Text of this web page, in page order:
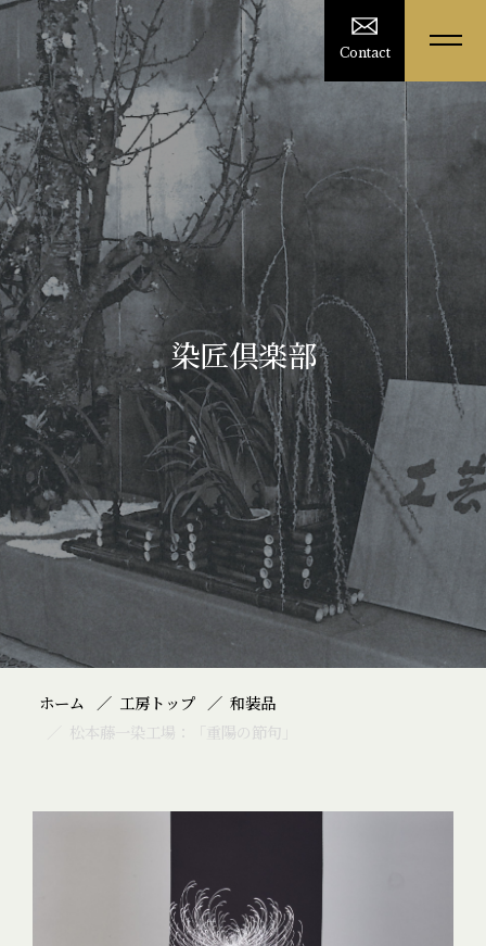
Contact
染匠倶楽部
ホーム 工房トップ
和装品
松本藤一染工場：「重陽の節句」